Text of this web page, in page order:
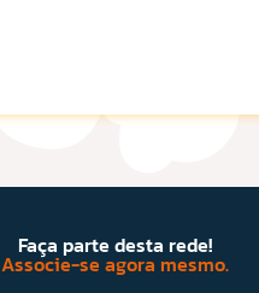
Faça parte desta rede!
Associe-se agora mesmo.